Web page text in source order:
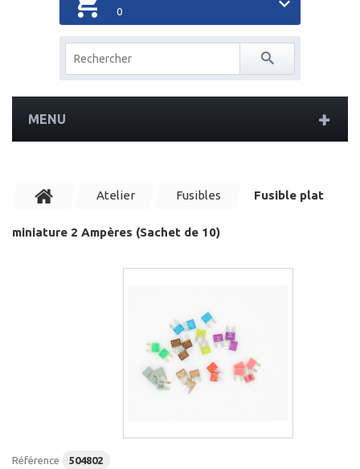
0
MENU
Atelier Fusibles Fusible plat
miniature 2 Ampères (Sachet de 10)
Référence 504802